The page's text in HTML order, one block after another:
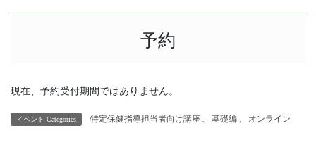
予約
現在、予約受付期間ではありません。
イベント Categories 特定保健指導担当者向け講座 、 基礎編 、 オンライン